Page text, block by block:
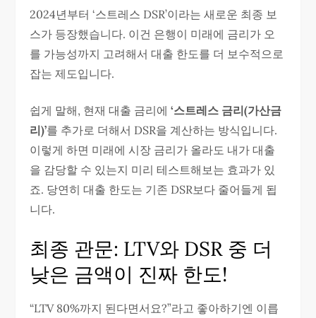
2024년부터 ‘스트레스 DSR’이라는 새로운 최종 보
스가 등장했습니다. 이건 은행이 미래에 금리가 오
를 가능성까지 고려해서 대출 한도를 더 보수적으로
잡는 제도입니다.
쉽게 말해, 현재 대출 금리에‘스트레스 금리(가산금
리)’를 추가로 더해서 DSR을 계산하는 방식입니다.
이렇게 하면 미래에 시장 금리가 올라도 내가 대출
을 감당할 수 있는지 미리 테스트해보는 효과가 있
죠. 당연히 대출 한도는 기존 DSR보다 줄어들게 됩
니다.
최종 관문: LTV와 DSR 중 더
낮은 금액이 진짜 한도!
“LTV 80%까지 된다면서요?”라고 좋아하기엔 이릅